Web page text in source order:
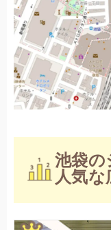
池袋の
人気な